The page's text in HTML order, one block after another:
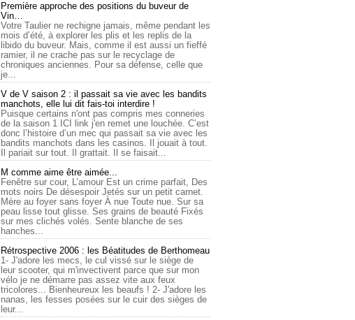
Première approche des positions du buveur de
Vin…
Votre Taulier ne rechigne jamais, même pendant les
mois d’été, à explorer les plis et les replis de la
libido du buveur. Mais, comme il est aussi un fieffé
ramier, il ne crache pas sur le recyclage de
chroniques anciennes. Pour sa défense, celle que
je...
V de V saison 2 : il passait sa vie avec les bandits
manchots, elle lui dit fais-toi interdire !
Puisque certains n'ont pas compris mes conneries
de la saison 1 ICI link j'en remet une louchée. C’est
donc l’histoire d’un mec qui passait sa vie avec les
bandits manchots dans les casinos. Il jouait à tout.
Il pariait sur tout. Il grattait. Il se faisait...
M comme aime être aimée...
Fenêtre sur cour, L’amour Est un crime parfait, Des
mots noirs De désespoir Jetés sur un petit carnet.
Mère au foyer sans foyer À nue Toute nue. Sur sa
peau lisse tout glisse. Ses grains de beauté Fixés
sur mes clichés volés. Sente blanche de ses
hanches...
Rétrospective 2006 : les Béatitudes de Berthomeau
1- J'adore les mecs, le cul vissé sur le siège de
leur scooter, qui m'invectivent parce que sur mon
vélo je ne démarre pas assez vite aux feux
tricolores... Bienheureux les beaufs ! 2- J'adore les
nanas, les fesses posées sur le cuir des sièges de
leur...